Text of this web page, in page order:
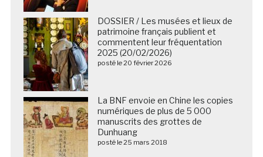
DOSSIER / Les musées et lieux de
patrimoine français publient et
commentent leur fréquentation
2025 (20/02/2026)
posté le 20 février 2026
La BNF envoie en Chine les copies
numériques de plus de 5 000
manuscrits des grottes de
Dunhuang
posté le 25 mars 2018